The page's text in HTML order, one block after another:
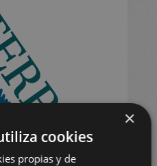
×
cookies
propias y de